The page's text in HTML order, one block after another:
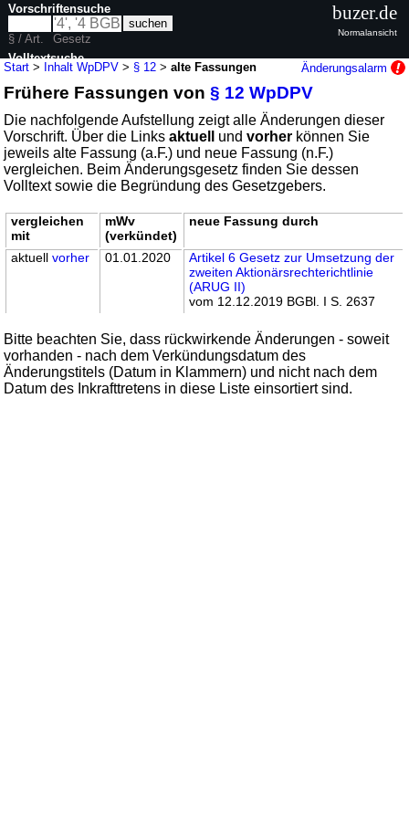
Start > Inhalt WpDPV > § 12 >alte Fassungen Änderungsalarm
Frühere Fassungen von§ 12 WpDPV
Die nachfolgende Aufstellung zeigt alle Änderungen dieser
Vorschrift. Über die Linksaktuell undvorher können Sie
jeweils alte Fassung (a.F.) und neue Fassung (n.F.)
vergleichen. Beim Änderungsgesetz finden Sie dessen
Volltext sowie die Begründung des Gesetzgebers.
vergleichen
mit
mWv
(verkündet)
neue Fassung durch
aktuellvorher 01.01.2020
Artikel 6 Gesetz zur Umsetzung der
zweiten Aktionärsrechterichtlinie
(ARUG II)
vom 12.12.2019 BGBl. I S. 2637
Bitte beachten Sie, dass rückwirkende Änderungen - soweit
vorhanden - nach dem Verkündungsdatum des
Änderungstitels (Datum in Klammern) und nicht nach dem
Datum des Inkrafttretens in diese Liste einsortiert sind.
Vorschriftensuche
§ / Art.
Gesetz
Volltextsuche
nur in WpDPV
buzer.de
Normalansicht